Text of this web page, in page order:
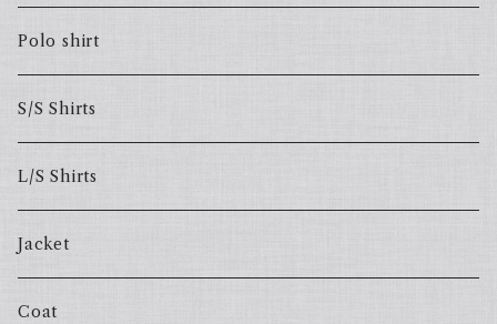
Polo shirt
S/S Shirts
L/S Shirts
Jacket
Coat